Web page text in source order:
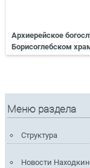
Архиерейское
Борисоглебском
Меню раздела
Структура
Новости